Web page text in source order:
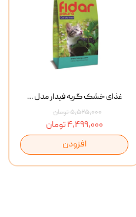
غذای خشک گربه فیدار مدل Adult وزن 10 کیلوگرم
۵,۵۲۵,۰۰۰ تومان
۴,۴۹۹,۰۰۰ تومان
افزودن